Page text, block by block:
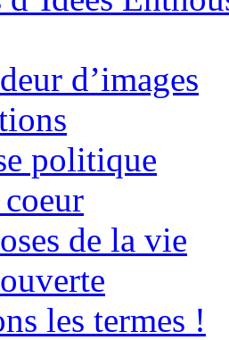
d’images
politique
de la vie
les termes !